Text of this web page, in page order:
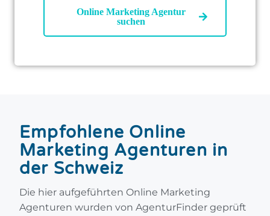
Online Marketing Agentur
suchen
Empfohlene Online
Marketing Agenturen in
der Schweiz
Die hier aufgeführten Online Marketing
Agenturen wurden von AgenturFinder geprüft